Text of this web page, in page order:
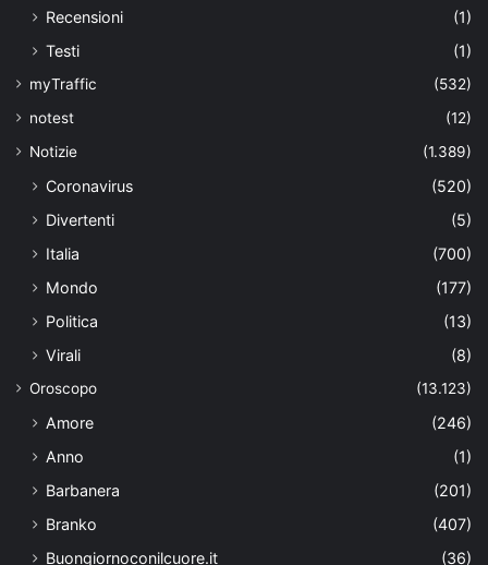
Recensioni
(1)
Testi
(1)
myTraffic
(532)
notest
(12)
Notizie
(1.389)
Coronavirus
(520)
Divertenti
(5)
Italia
(700)
Mondo
(177)
Politica
(13)
Virali
(8)
Oroscopo (13.123)
Amore
(246)
Anno
(1)
Barbanera
(201)
Branko
(407)
Buongiornoconilcuore.it
(36)